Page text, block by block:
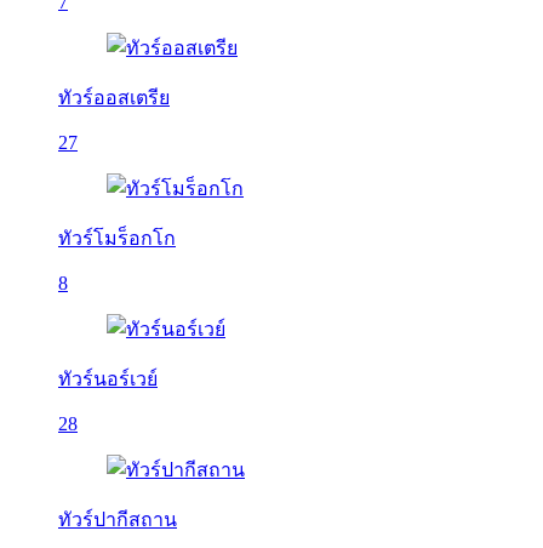
ทัวร์ออสเตรีย
27
ทัวร์โมร็อกโก
8
ทัวร์นอร์เวย์
28
ทัวร์ปากีสถาน